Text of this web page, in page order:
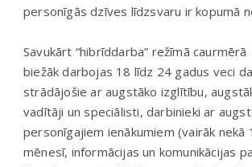
personīgās dzīves līdzsvaru ir kopumā
Savukārt “hibrīddarba” režīmā caurmērā
biežāk darbojas 18 līdz 24 gadus veci
strādājošie ar augstāko izglītību,
vadītāji un speciālisti, darbinieki ar
personīgajiem ienākumiem (vairāk nekā
mēnesī, informācijas un komunikācijas